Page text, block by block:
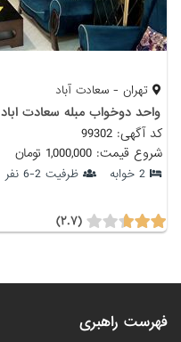
تهران - سعادت آباد
واحد دوخواب مبله سعادت اباد
کد آگهی: 99302
شروع قیمت: 1,000,000 تومان
2 خوابه ظرفیت 2-6 نفر
(۲.۷)
فهرست راهبری